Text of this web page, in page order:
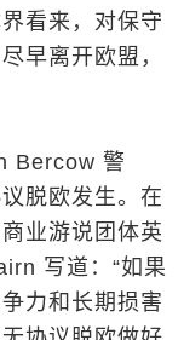
看来，对保守
早离开欧盟，
Bercow 警
脱欧发生。在
业游说团体英
写道：“如果
力和长期损害